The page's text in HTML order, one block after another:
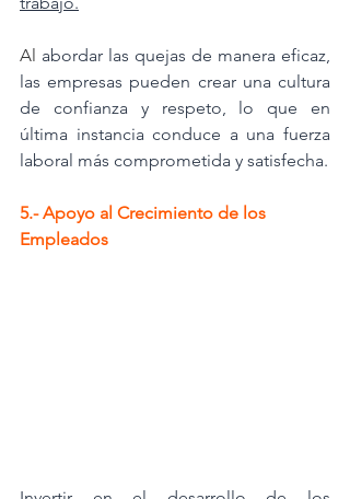
Al abordar las quejas de manera eficaz,
las empresas pueden crear una cultura
de confianza y respeto, lo que en
última instancia conduce a una fuerza
laboral más comprometida y satisfecha.
5.- Apoyo al Crecimiento de los
Empleados